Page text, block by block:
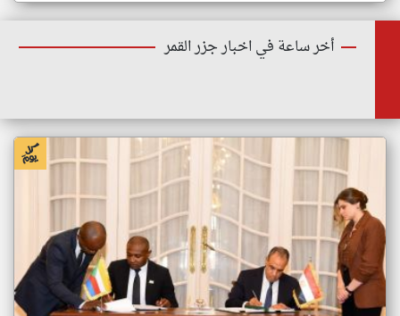
أخر ساعة في اخبار جزر القمر